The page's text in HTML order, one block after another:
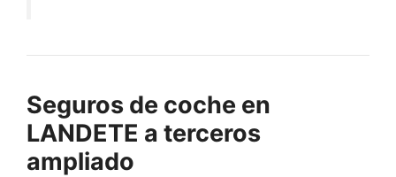
Seguros de coche en
LANDETE a terceros
ampliado